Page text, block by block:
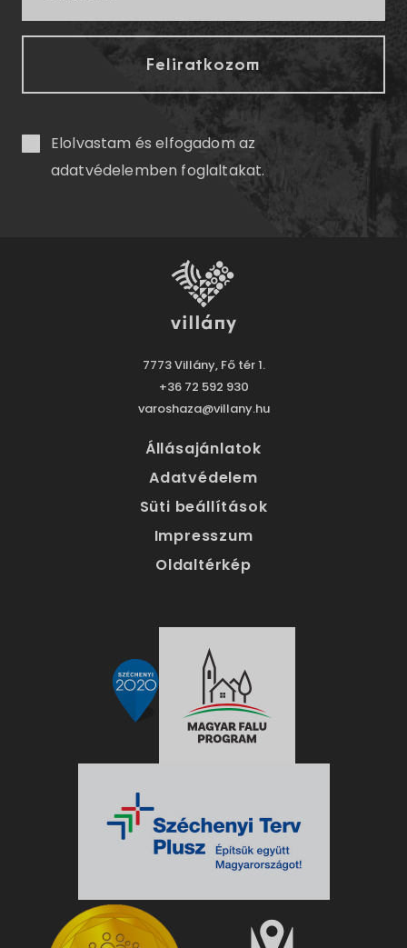
Elolvastam és elfogadom az
adatvédelemben foglaltakat.
7773 Villány, Fő tér 1.
+36 72 592 930
varoshaza@villany.hu
Állásajánlatok
Adatvédelem
Süti beállítások
Impresszum
Oldaltérkép